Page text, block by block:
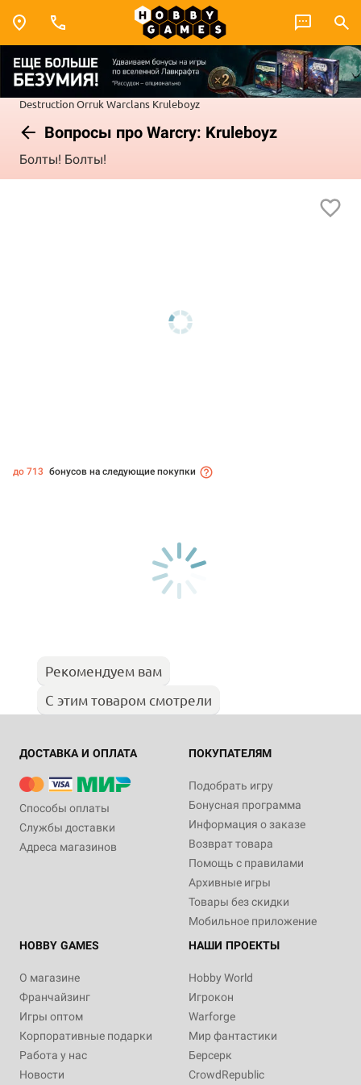
DestructionOrruk Warclans Kruleboyz
Вопросы про Warcry: Kruleboyz
Болты! Болты!
до 713 бонусов на следующие покупки
Рекомендуем вам
С этим товаром смотрели
ДОСТАВКА И ОПЛАТА
Способы оплаты
Службы доставки
Адреса магазинов
ПОКУПАТЕЛЯМ
Подобрать игру
Бонусная программа
Информация о заказе
Возврат товара
Помощь с правилами
Архивные игры
Товары без скидки
Мобильное приложение
HOBBY GAMES
О магазине
Франчайзинг
Игры оптом
Корпоративные подарки
Работа у нас
Новости
НАШИ ПРОЕКТЫ
Hobby World
Игрокон
Warforge
Мир фантастики
Берсерк
CrowdRepublic